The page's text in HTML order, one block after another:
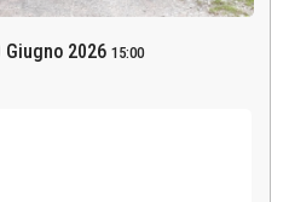
Giugno 2026 15:00